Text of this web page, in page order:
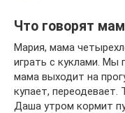
Что говорят
Мария, мама
играть с куклами.
мама выходит на
купает, переодевает.
Даша утром кормит